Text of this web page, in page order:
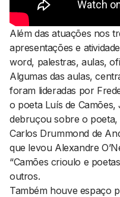
Além das atuações nos
apresentações e
word, palestras, aulas,
Algumas das aulas,
foram lideradas por
o poeta Luís de
debruçou sobre o
Carlos Drummond de
que levou Alexandre
“Camões crioulo e
outros.
Também houve espaço